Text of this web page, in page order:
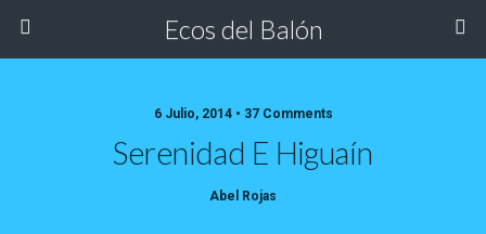
Ecos del Balón
6 Julio, 2014 • 37 Comments
Serenidad E Higuaín
Abel Rojas